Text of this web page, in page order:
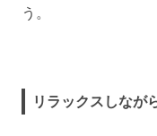
う。
リラックスしなが